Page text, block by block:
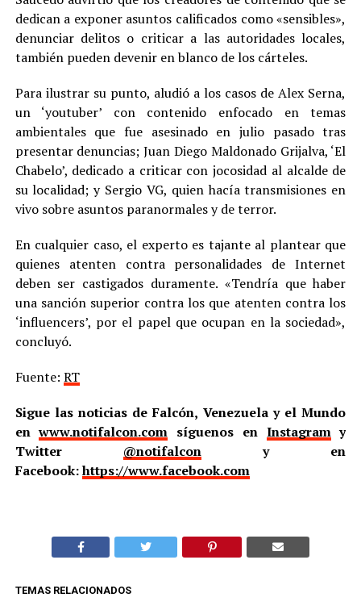
dedican a exponer asuntos calificados como «sensibles»,
denunciar delitos o criticar a las autoridades locales,
también pueden devenir en blanco de los cárteles.
Para ilustrar su punto, aludió a los casos de Alex Serna,
un ‘youtuber’ con contenido enfocado en temas
ambientales que fue asesinado en julio pasado tras
presentar denuncias; Juan Diego Maldonado Grijalva, ‘El
Chabelo’, dedicado a criticar con jocosidad al alcalde de
su localidad; y Sergio VG, quien hacía transmisiones en
vivo sobre asuntos paranormales y de terror.
En cualquier caso, el experto es tajante al plantear que
quienes atenten contra personalidades de Internet
deben ser castigados duramente. «Tendría que haber
una sanción superior contra los que atenten contra los
‘influencers’, por el papel que ocupan en la sociedad»,
concluyó.
Fuente: RT
Sigue las noticias de Falcón, Venezuela y el Mundo
enwww.notifalcon.com síguenos en Instagramy
Twitter @notifalcony en
Facebook:https://www.facebook.com
TEMAS RELACIONADOS